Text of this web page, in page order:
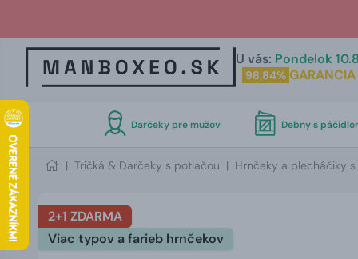
U vás: Pondelok
98,84% GARANCIA
Darčeky pre mužov Debny s
| Tričká & Darčeky s potlačou | Hrnčeky a plecháčiky
2+1 ZDARMA
Viac typov a farieb hrnčekov